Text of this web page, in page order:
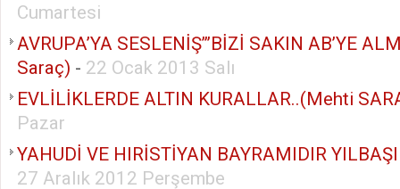
Cumartesi
AVRUPA’YA SESLENİŞ’’’BİZİ SAKIN AB’YE
Saraç) - 22 Ocak 2013 Salı
EVLİLİKLERDE ALTIN KURALLAR..(Mehti
Pazar
YAHUDİ VE HIRİSTİYAN BAYRAMIDIR
27 Aralık 2012 Perşembe